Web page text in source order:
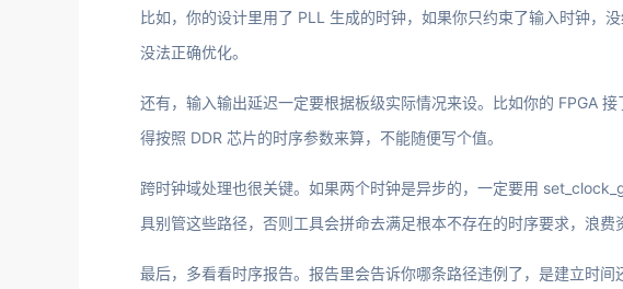
比如，你的设计里用了 PLL 生成的时钟，如果你只约束了输入时钟，
没法正确优化。
还有，输入输出延迟一定要根据板级实际情况来设。比如你的 FPGA
得按照 DDR 芯片的时序参数来算，不能随便写个值。
跨时钟域处理也很关键。如果两个时钟是异步的，一定要用
具别管这些路径，否则工具会拼命去满足根本不存在的时序要求，浪费
最后，多看看时序报告。报告里会告诉你哪条路径违例了，是建立时